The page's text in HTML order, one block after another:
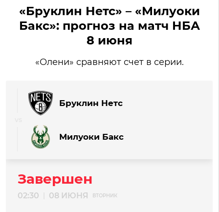
«Бруклин Нетс» – «Милуоки
Бакс»: прогноз на матч НБА
8 июня
«Олени» сравняют счет в серии.
Бруклин Нетс
Милуоки Бакс
Завершен
02:30 08 ИЮНЯ ВТОРНИК